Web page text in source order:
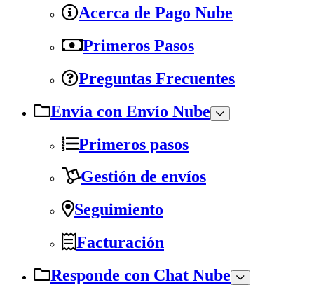
Acerca de Pago Nube
Primeros Pasos
Preguntas Frecuentes
Envía con Envío Nube
Primeros pasos
Gestión de envíos
Seguimiento
Facturación
Responde con Chat Nube